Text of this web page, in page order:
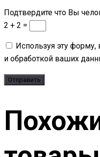
Подтвердите что Вы
2 + 2 =
Используя эту
и обработкой ваших